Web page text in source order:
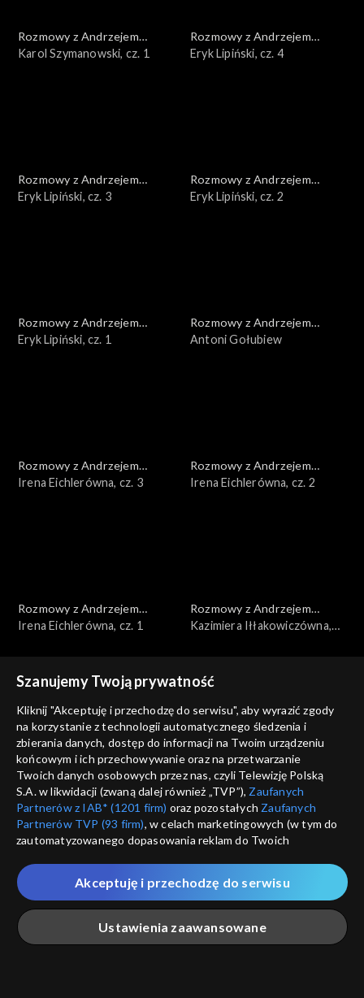
Rozmowy z Andrzejem
Doboszem
Karol Szymanowski, cz. 1
Rozmowy z Andrzejem
Doboszem
Eryk Lipiński, cz. 4
Rozmowy z Andrzejem
Doboszem
Eryk Lipiński, cz. 3
Rozmowy z Andrzejem
Doboszem
Eryk Lipiński, cz. 2
Rozmowy z Andrzejem
Doboszem
Eryk Lipiński, cz. 1
Rozmowy z Andrzejem
Doboszem
Antoni Gołubiew
Rozmowy z Andrzejem
Doboszem
Irena Eichlerówna, cz. 3
Rozmowy z Andrzejem
Doboszem
Irena Eichlerówna, cz. 2
Rozmowy z Andrzejem
Doboszem
Irena Eichlerówna, cz. 1
Rozmowy z Andrzejem
Doboszem
Kazimiera Iłłakowiczówna,
Rozmowy z Andrzejem
Doboszem
Kazimiera Iłłakowiczówna,
cz. 1
Rozmowy z Andrzejem
Doboszem
Wilam Horzyca
Rozmowy z Andrzejem
Doboszem
Józef Beck
Rozmowy z Andrzejem
Doboszem
Kazimierz Junosza-
Stępowski, cz. 2
Szanujemy Twoją prywatność
Kliknij "Akceptuję i przechodzę do serwisu", aby wyrazić zgody
na korzystanie z technologii automatycznego śledzenia i
zbierania danych, dostęp do informacji na Twoim urządzeniu
końcowym i ich przechowywanie oraz na przetwarzanie
Twoich danych osobowych przez nas, czyli Telewizję Polską
S.A. w likwidacji (zwaną dalej również „TVP”), Zaufanych
Partnerów z IAB* (1201 firm) oraz pozostałych Zaufanych
Partnerów TVP (93 firm), w celach marketingowych (w tym do
zautomatyzowanego dopasowania reklam do Twoich
które wskazujemy poniżej, a także zgody na udostępnianie
przez nas identyfikatora PPID do Google.
Twoje dane osobowe zbierane podczas odwiedzania przez
Ciebie naszych
poszczególnych serwisówzwanych dalej
„Portalem”, w tym informacje zapisywane za pomocą
Ustawienia zaawansowane
Akceptuję i przechodzę do serwisu